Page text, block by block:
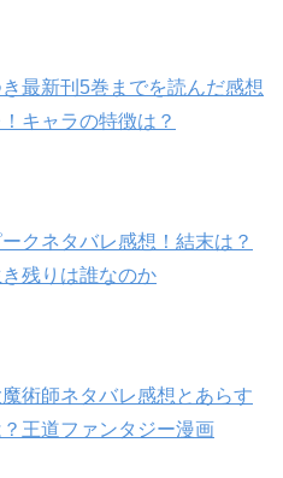
最新刊5巻までを読んだ感想
キャラの特徴は？
クネタバレ感想！結末は？
残りは誰なのか
術師ネタバレ感想とあらす
王道ファンタジー漫画